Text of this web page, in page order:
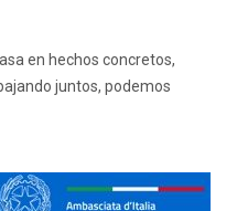
en hechos concretos,
juntos, podemos